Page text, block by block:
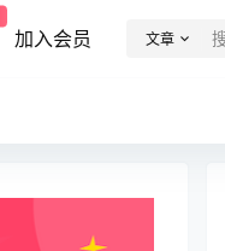
加入会员 文章